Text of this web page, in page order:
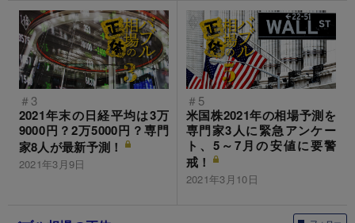
＃3
2021年末の日経平均は3万
9000円？2万5000円？専門
家8人が最新予測！
2021年3月9日
＃5
米国株2021年の相場予測を
専門家3人に緊急アンケー
ト、5～7月の安値に要警
戒！
2021年3月10日